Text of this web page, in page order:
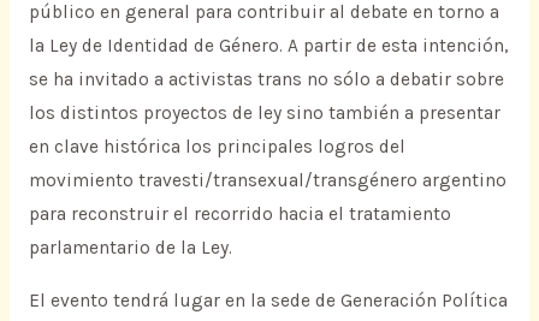
público en general para contribuir al debate en torno a
la Ley de Identidad de Género. A partir de esta intención,
se ha invitado a activistas trans no sólo a debatir sobre
los distintos proyectos de ley sino también a presentar
en clave histórica los principales logros del
movimiento travesti/transexual/transgénero argentino
para reconstruir el recorrido hacia el tratamiento
parlamentario de la Ley.
El evento tendrá lugar en la sede de Generación Política